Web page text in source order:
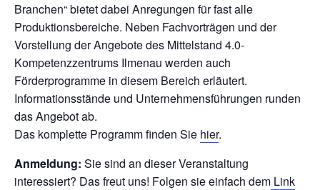
Branchen“ bietet dabei Anregungen für fast alle
Produktionsbereiche. Neben Fachvorträgen und der
Vorstellung der Angebote des Mittelstand 4.0-
Kompetenzzentrums Ilmenau werden auch
Förderprogramme in diesem Bereich erläutert.
Informationsstände und Unternehmensführungen runden
das Angebot ab.
Das komplette Programm finden Sie hier.
Anmeldung: Sie sind an dieser Veranstaltung
interessiert? Das freut uns! Folgen sie einfach dem Link